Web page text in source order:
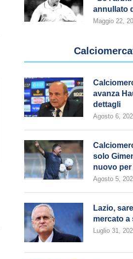
Flaminio, stretta finale: si attende
Agosto 4, 2026
annullato
Maggio 22,
avanza
dettagli
Agosto 6,
solo
nuovo per
Agosto 5,
Lazio,
mercato a
Luglio 31,